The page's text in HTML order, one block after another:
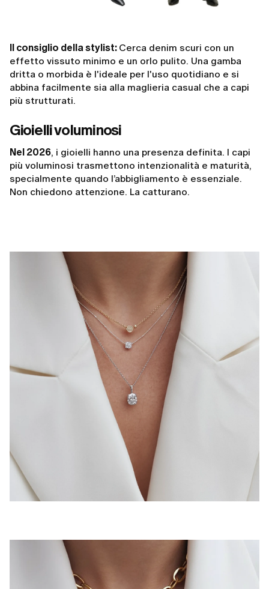
Il consiglio della stylist: Cerca denim scuri con un
effetto vissuto minimo e un orlo pulito. Una gamba
dritta o morbida è l'ideale per l'uso quotidiano e si
abbina facilmente sia alla maglieria casual che a capi
più strutturati.
Gioielli voluminosi
Nel 2026, i gioielli hanno una presenza definita. I capi
più voluminosi trasmettono intenzionalità e maturità,
specialmente quando l’abbigliamento è essenziale.
Non chiedono attenzione. La catturano.